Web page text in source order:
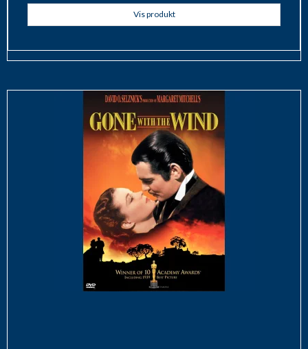
Vis produkt